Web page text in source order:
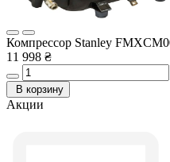
Компрессор Stanley
11 998 ₴
В корзину
Акции